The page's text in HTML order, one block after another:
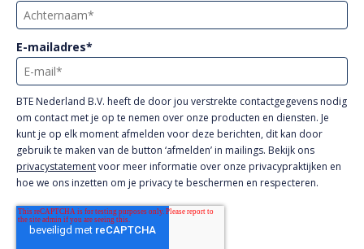
E-mailadres*
BTE Nederland B.V. heeft de door jou verstrekte contactgegevens nodig
om contact met je op te nemen over onze producten en diensten. Je
kunt je op elk moment afmelden voor deze berichten, dit kan door
gebruik te maken van de button ‘afmelden’ in mailings. Bekijk ons
privacystatementvoor meer informatie over onze privacypraktijken en
hoe we ons inzetten om je privacy te beschermen en respecteren.